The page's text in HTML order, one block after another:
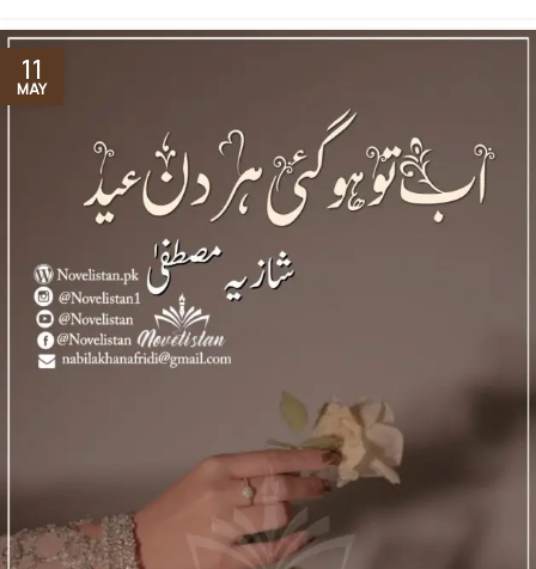
11
MAY